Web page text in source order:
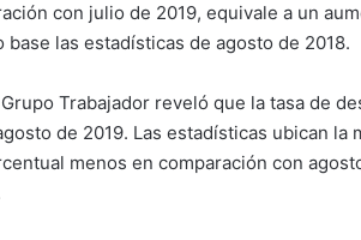
con julio de 2019, equivale a un
las estadísticas de agosto de 2018.
Trabajador reveló que la tasa de
de 2019. Las estadísticas ubican la
menos en comparación con